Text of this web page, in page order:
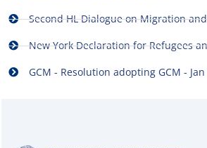
Second HL Dialogue on Migration
New York Declaration for Refugees
GCM - Resolution adopting GCM -